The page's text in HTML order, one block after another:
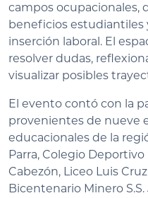
campos ocupacionales,
beneficios
inserción laboral. El
resolver dudas,
visualizar posibles
El evento contó con la
provenientes de nueve
educacionales de la
Parra, Colegio
Cabezón, Liceo Luis
Bicentenario Minero